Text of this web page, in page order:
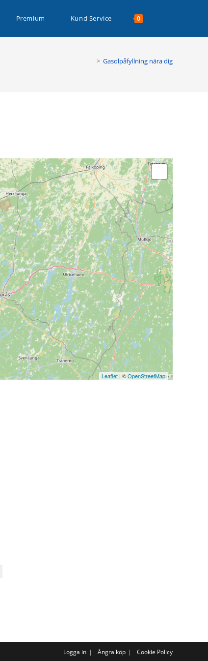
Premium Kund Service 0
> Gasolpåfyllning nära dig
Leaflet | ©OpenStreetMap
Logga in Ångra köp Cookie Policy
Läs mer >